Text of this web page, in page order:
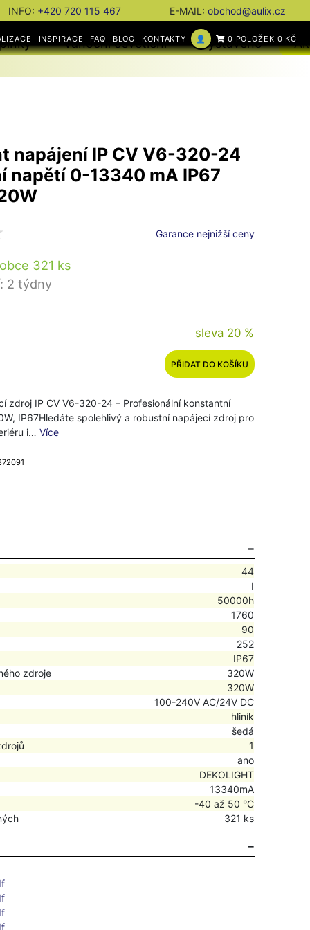
INFO: +420 720 115 467 E-MAIL: obchod@aulix.cz
INSPIRACE FAQ BLOG KONTAKTY 👤 0 POLOŽEK 0 KČ
Vánoční osvětlení Vystaveno
napájení IP CV V6-320-24
napětí 0-13340 mA IP67
Garance nejnižší ceny
321 ks
2 týdny
sleva 20 %
PŘIDAT DO KOŠÍKU
zdroj IP CV V6-320-24 – Profesionální konstantní
IP67Hledáte spolehlivý a robustní napájecí zdroj pro
i…Více
44
I
50000h
1760
90
252
IP67
zdroje
320W
320W
100-240V AC/24V DC
hliník
šedá
1
ano
DEKOLIGHT
13340mA
-40 až 50 °C
321 ks